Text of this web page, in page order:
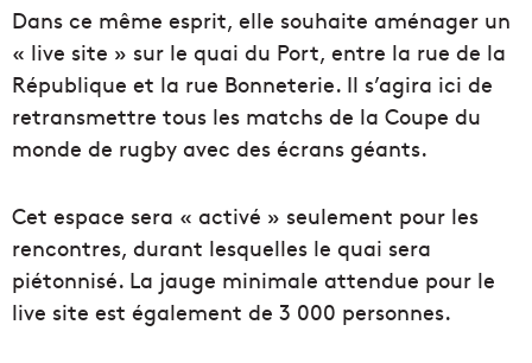
Dans ce même esprit, elle souhaite aménager un
« live site » sur le quai du Port, entre la rue de la
République et la rue Bonneterie. Il s’agira ici de
retransmettre tous les matchs de la Coupe du
monde de rugby avec des écrans géants.
Cet espace sera « activé » seulement pour les
rencontres, durant lesquelles le quai sera
piétonnisé. La jauge minimale attendue pour le
live site est également de 3 000 personnes.